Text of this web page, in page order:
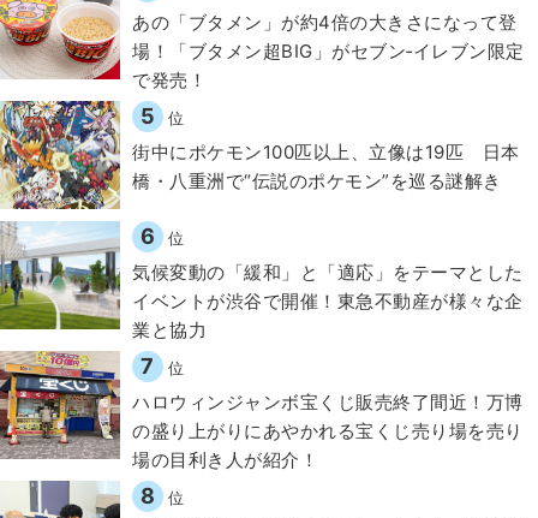
あの「ブタメン」が約4倍の大きさになって登
場！「ブタメン超BIG」がセブン‐イレブン限定
で発売！
5 位
街中にポケモン100匹以上、立像は19匹 日本
橋・八重洲で“伝説のポケモン”を巡る謎解き
6 位
気候変動の「緩和」と「適応」をテーマとした
イベントが渋谷で開催！東急不動産が様々な企
業と協力
7 位
ハロウィンジャンボ宝くじ販売終了間近！万博
の盛り上がりにあやかれる宝くじ売り場を売り
場の目利き人が紹介！
8 位